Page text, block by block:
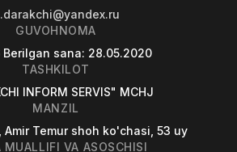
GUVOHNOMA
Berilgan sana: 28.05.2020
TASHKILOT
INFORM SERVIS" MCHJ
MANZIL
Amir Temur shoh ko'chasi, 53 uy
MUALLIFI VA ASOSCHISI